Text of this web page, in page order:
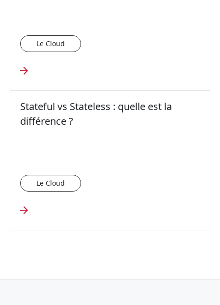
Le Cloud
Stateful vs Stateless : quelle est la
différence ?
Le Cloud